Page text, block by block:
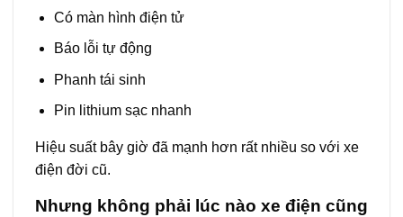
Có màn hình điện tử
Báo lỗi tự động
Phanh tái sinh
Pin lithium sạc nhanh
Hiệu suất bây giờ đã mạnh hơn rất nhiều so với xe
điện đời cũ.
Nhưng không phải lúc nào xe điện cũng